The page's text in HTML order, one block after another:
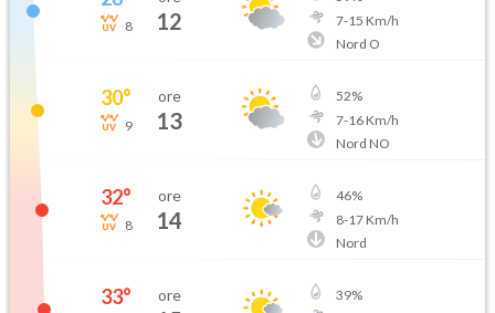
8 12
7-15 Km/h
Nord O
30°
9
ore
13
52%
7-16Km/h
Nord NO
32°
8
ore
14
46%
8-17Km/h
Nord
33° ore 39%